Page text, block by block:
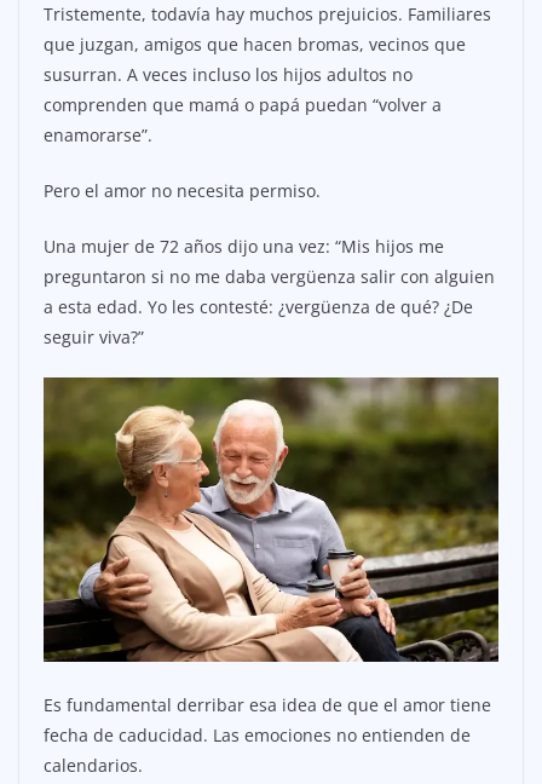
Tristemente, todavía hay muchos prejuicios. Familiares
que juzgan, amigos que hacen bromas, vecinos que
susurran. A veces incluso los hijos adultos no
comprenden que mamá o papá puedan “volver a
enamorarse”.
Pero el amor no necesita permiso.
Una mujer de 72 años dijo una vez: “Mis hijos me
preguntaron si no me daba vergüenza salir con alguien
a esta edad. Yo les contesté: ¿vergüenza de qué? ¿De
seguir viva?”
Es fundamental derribar esa idea de que el amor tiene
fecha de caducidad. Las emociones no entienden de
calendarios.